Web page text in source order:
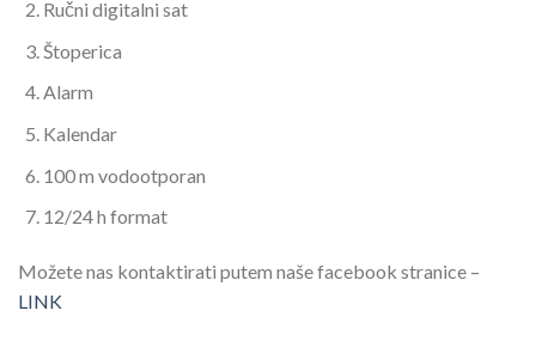
Ručni digitalni sat
Štoperica
Alarm
Kalendar
100 m vodootporan
12/24 h format
Možete nas kontaktirati putem naše facebook stranice –
LINK